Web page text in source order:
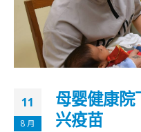
11
8 月
母婴健康院
兴疫苗